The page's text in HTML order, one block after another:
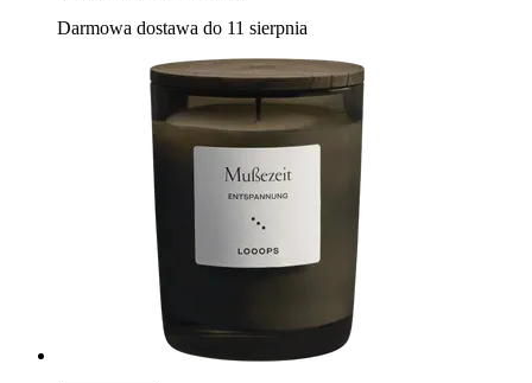
Darmowa dostawa do 11 sierpnia